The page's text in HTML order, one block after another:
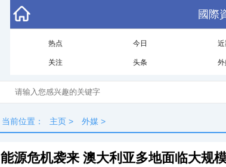
國際
热点 今日 近
关注 头条
当前位置： 主页 > 外媒 >
能源危机袭来 澳大利亚多地面临大规